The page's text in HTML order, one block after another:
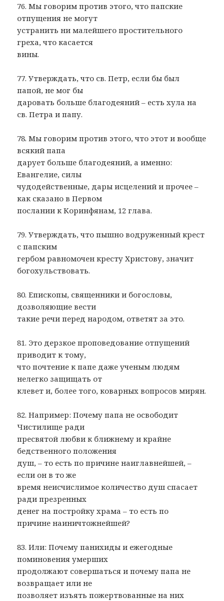
76. Мы говорим против этого, что папские
отпущения не могут
устранить ни малейшего простительного
греха, что касается
вины.
77. Утверждать, что св. Петр, если бы был
папой, не мог бы
даровать больше благодеяний – есть хула на
св. Петра и папу.
78. Мы говорим против этого, что этот и вообще
всякий папа
дарует больше благодеяний, а именно:
Евангелие, силы
чудодейственные, дары исцелений и прочее –
как сказано в Первом
послании к Коринфянам, 12 глава.
79. Утверждать, что пышно водруженный крест
с папским
гербом равномочен кресту Христову, значит
богохульствовать.
80. Епископы, священники и богословы,
дозволяющие вести
такие речи перед народом, ответят за это.
81. Это дерзкое проповедование отпущений
приводит к тому,
что почтение к папе даже ученым людям
нелегко защищать от
клевет и, более того, коварных вопросов мирян.
82. Например: Почему папа не освободит
Чистилище ради
пресвятой любви к ближнему и крайне
бедственного положения
душ, – то есть по причине наиглавнейшей, –
если он в то же
время неисчислимое количество душ спасает
ради презренных
денег на постройку храма – то есть по
причине наиничтожнейшей?
83. Или: Почему панихиды и ежегодные
поминовения умерших
продолжают совершаться и почему папа не
возвращает или не
позволяет изъять пожертвованные на них